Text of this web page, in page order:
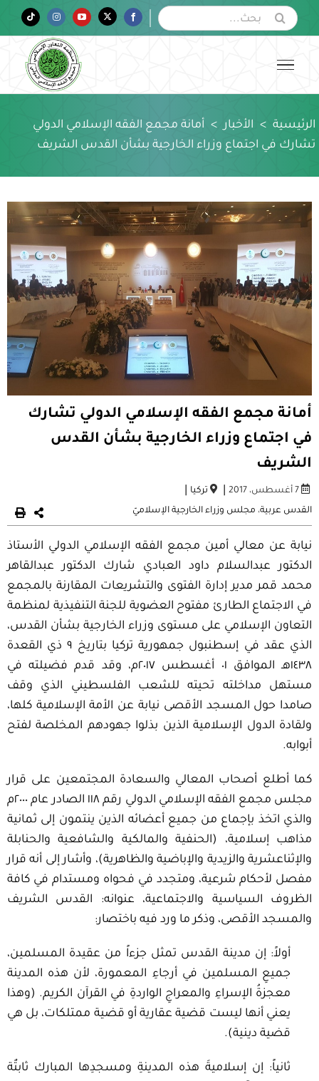
البحث
عن:
Facebook
Twitter
YouTube
Instagram
Tiktok
الرئيسية > الأخبار > أمانة مجمع الفقه الإسلامي الدولي
تشارك في اجتماع وزراء الخارجية بشأن القدس الشريف
أمانة مجمع الفقه الإسلامي الدولي تشارك
في اجتماع وزراء الخارجية بشأن القدس
الشريف
7 أغسطس، 2017 | تركيا
القدس عربية، مجلس وزراء الخارجية الإسلاميّ
نيابة عن معالي أمين مجمع الفقه الإسلامي الدولي الأستاذ
الدكتور عبدالسلام داود العبادي شارك الدكتور عبدالقاهر
محمد قمر مدير إدارة الفتوى والتشريعات المقارنة بالمجمع
في الاجتماع الطارئ مفتوح العضوية للجنة التنفيذية لمنظمة
التعاون الإسلامي على مستوى وزراء الخارجية بشأن القدس،
الذي عقد في إسطنبول جمهورية تركيا بتاريخ ٩ ذي القعدة
١٤٣٨هـ الموافق ٠١ أغسطس ٢٠١٧م، وقد قدم فضيلته في
مستهل مداخلته تحيته للشعب الفلسطيني الذي وقف
صامدا حول المسجد الأقصى نيابة عن الأمة الإسلامية كلها،
ولقادة الدول الإسلامية الذين بذلوا جهودهم المخلصة لفتح
أبوابه.
كما أطلع أصحاب المعالي والسعادة المجتمعين على قرار
مجلس مجمع الفقه الإسلامي الدولي رقم ١١٨ الصادر عام ٢٠٠٠م
والذي اتخذ بإجماع من جميع أعضائه الذين ينتمون إلى ثمانية
مذاهب إسلامية، (الحنفية والمالكية والشافعية والحنابلة
والإثناعشرية والزيدية والإباضية والظاهرية)، وأشار إلى أنه قرار
مفصل لأحكام شرعية، ومتجدد في فحواه ومستدام في كافة
الظروف السياسية والاجتماعية، عنوانه: القدس الشريف
والمسجد الأقصى، وذكر ما ورد فيه باختصار:
أولاً: إن مدينة القدس تمثل جزءاً من عقيدة المسلمين،
جميعِ المسلمين في أرجاءِ المعمورة، لأن هذه المدينة
معجزةُ الإسراءِ والمعراجِ الواردةِ في القرآن الكريم. (وهذا
يعني أنها ليست قضية عقارية أو قضية ممتلكات، بل هي
قضية دينية).
ثانياً: إن إسلاميةَ هذه المدينةِ ومسجدِها المبارك ثابتٌة